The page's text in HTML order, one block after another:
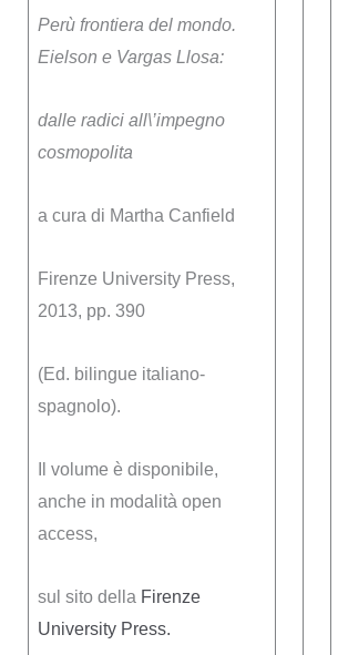
Perù frontiera del mondo.
Eielson e Vargas Llosa:
dalle radici all\’impegno
cosmopolita
a cura di Martha Canfield
Firenze University Press,
2013, pp. 390
(Ed. bilingue italiano-
spagnolo).
Il volume è disponibile,
anche in modalità open
access,
sul sito dellaFirenze
University Press.